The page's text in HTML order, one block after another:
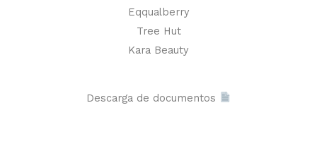
Eqqualberry
Tree Hut
Kara Beauty
Descarga de documentos